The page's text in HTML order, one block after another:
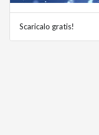
Scaricalo gratis!